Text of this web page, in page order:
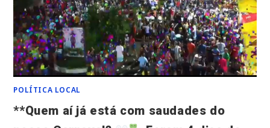
POLÍTICA LOCAL
**Quem aí já está com saudades do